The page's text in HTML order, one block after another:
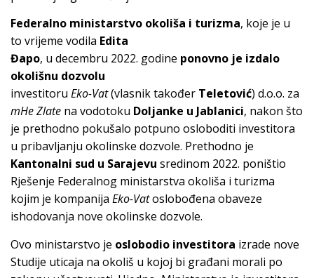
Federalno ministarstvo okoliša i turizma, koje je u
to vrijeme vodila Edita
Đapo, u decembru 2022. godine ponovno je izdalo
okolišnu dozvolu
investitoru Eko-Vat(vlasnik također Teletović) d.o.o. za
mHe Zlate na vodotoku Doljanke u Jablanici, nakon što
je prethodno pokušalo potpuno osloboditi investitora
u pribavljanju okolinske dozvole. Prethodno je
Kantonalni sud u Sarajevu sredinom 2022. poništio
Rješenje Federalnog ministarstva okoliša i turizma
kojim je kompanija Eko-Vatoslobođena obaveze
ishodovanja nove okolinske dozvole.
Ovo ministarstvo je oslobodio investitora izrade nove
Studije uticaja na okoliš u kojoj bi građani morali po